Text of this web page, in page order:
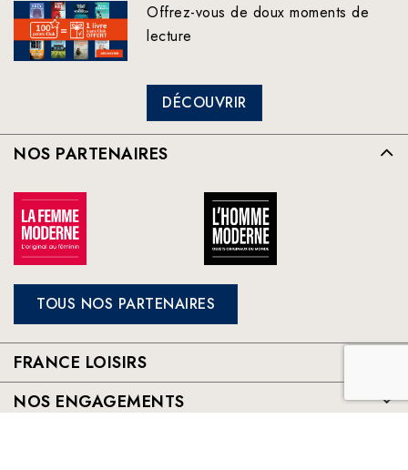
Offrez-vous de doux moments de
lecture
DÉCOUVRIR
NOS PARTENAIRES
TOUS NOS PARTENAIRES
FRANCE LOISIRS
NOS ENGAGEMENTS